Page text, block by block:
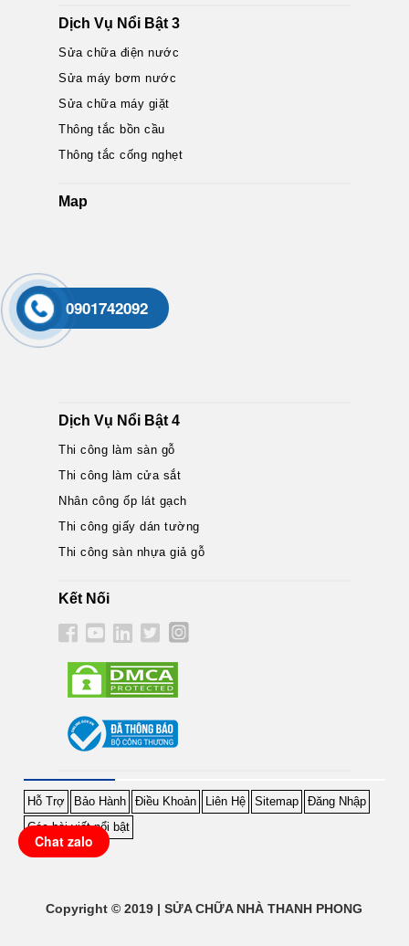
Dịch Vụ Nổi Bật 3
Sửa chữa điện nước
Sửa máy bơm nước
Sửa chữa máy giặt
Thông tắc bồn cầu
Thông tắc cống nghẹt
Map
Dịch Vụ Nổi Bật 4
Thi công làm sàn gỗ
Thi công làm cửa sắt
Nhân công ốp lát gạch
Thi công giấy dán tường
Thi công sàn nhựa giả gỗ
Kết Nối
Hỗ Trợ Bảo Hành Điều Khoản Liên Hệ Sitemap
Đăng Nhập
Các bài viết nổi bật
Copyright © 2019 | SỬA CHỮA NHÀ THANH PHONG
Chat zalo
0901742092